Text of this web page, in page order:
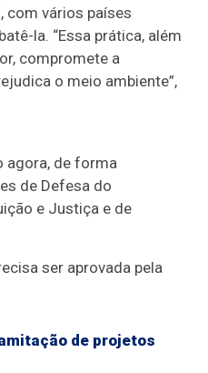
com vários países
la. “Essa prática, além
compromete a
o meio ambiente”,
agora, de forma
de Defesa do
e Justiça e de
ser aprovada pela
de projetos